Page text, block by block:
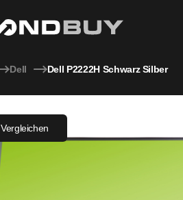
Dell Dell P2222H Schwarz Silber
Vergleichen